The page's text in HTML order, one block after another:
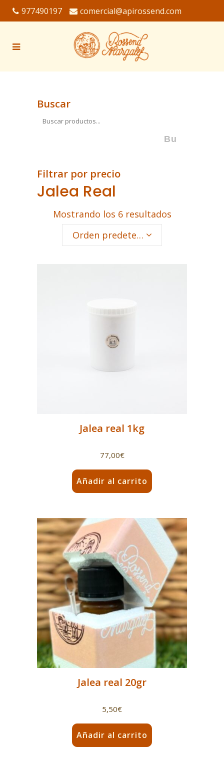
977490197 comercial@apirossend.com
Buscar
Filtrar por precio
Jalea Real
Mostrando los 6 resultados
Orden predeterminado
Jalea real 1kg
77,00€
Añadir al carrito
Jalea real 20gr
5,50€
Añadir al carrito